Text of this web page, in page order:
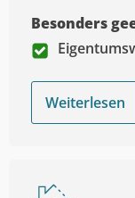
Besonders
Weiterlesen